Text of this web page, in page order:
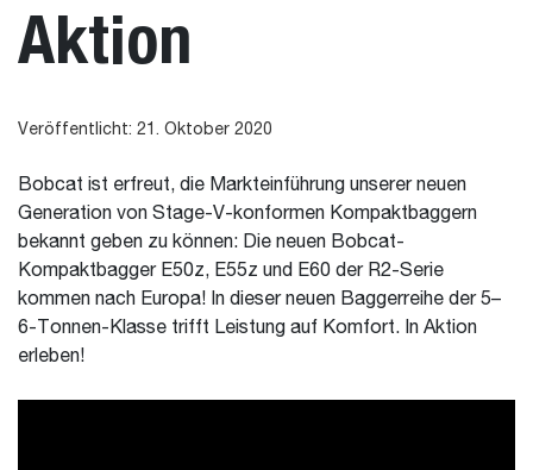
Aktion
Veröffentlicht: 21. Oktober 2020
Bobcat ist erfreut, die Markteinführung unserer neuen
Generation von Stage-V-konformen Kompaktbaggern
bekannt geben zu können: Die neuen Bobcat-
Kompaktbagger E50z, E55z und E60 der R2-Serie
kommen nach Europa! In dieser neuen Baggerreihe der 5–
6-Tonnen-Klasse trifft Leistung auf Komfort. In Aktion
erleben!